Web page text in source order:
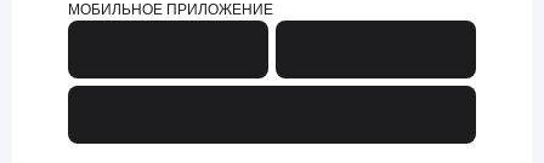
МОБИЛЬНОЕ ПРИЛОЖЕНИЕ